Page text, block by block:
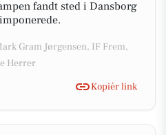
fandt sted i Dansborg
Gram Jørgensen, IF Frem,
Herrer
Kopiér link